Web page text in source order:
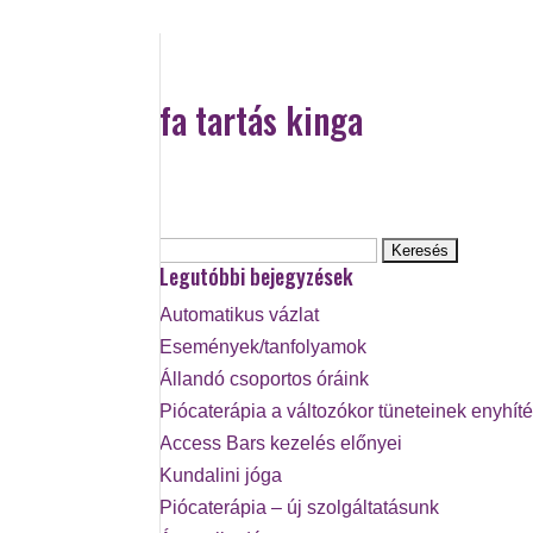
fa tartás kinga
Legutóbbi bejegyzések
Automatikus vázlat
Események/tanfolyamok
Állandó csoportos óráink
Piócaterápia a változókor tüneteinek
Access Bars kezelés előnyei
Kundalini jóga
Piócaterápia – új szolgáltatásunk